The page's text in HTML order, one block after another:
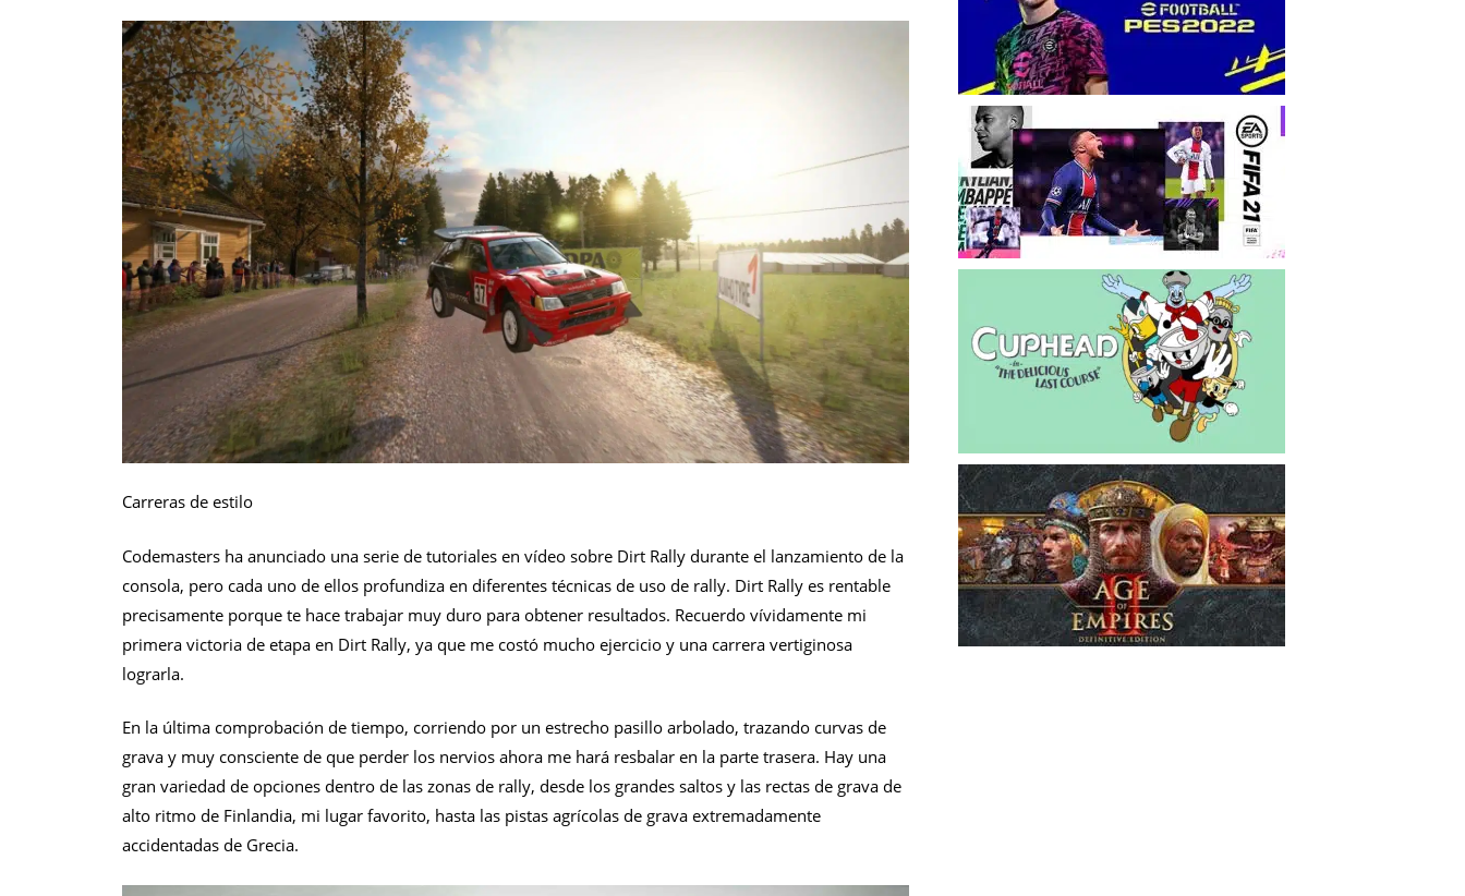
Carreras de estilo
Codemasters ha anunciado una serie de tutoriales en vídeo sobre Dirt Rally durante el lanzamiento de la
consola, pero cada uno de ellos profundiza en diferentes técnicas de uso de rally. Dirt Rally es rentable
precisamente porque te hace trabajar muy duro para obtener resultados. Recuerdo vívidamente mi
primera victoria de etapa en Dirt Rally, ya que me costó mucho ejercicio y una carrera vertiginosa
lograrla.
En la última comprobación de tiempo, corriendo por un estrecho pasillo arbolado, trazando curvas de
grava y muy consciente de que perder los nervios ahora me hará resbalar en la parte trasera. Hay una
gran variedad de opciones dentro de las zonas de rally, desde los grandes saltos y las rectas de grava de
alto ritmo de Finlandia, mi lugar favorito, hasta las pistas agrícolas de grava extremadamente
accidentadas de Grecia.